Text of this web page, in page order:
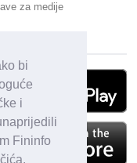
bi
i
Fininfo
za medije